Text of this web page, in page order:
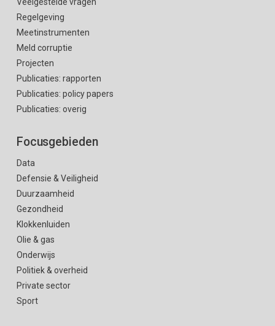
Regelgeving
Meetinstrumenten
Meld corruptie
Projecten
Publicaties: rapporten
Publicaties: policy papers
Publicaties: overig
Focusgebieden
Data
Defensie & Veiligheid
Duurzaamheid
Gezondheid
Klokkenluiden
Olie & gas
Onderwijs
Politiek & overheid
Private sector
Sport